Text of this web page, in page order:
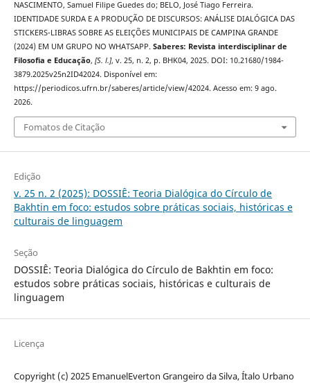
NASCIMENTO, Samuel Filipe Guedes do; BELO, José Tiago Ferreira.
IDENTIDADE SURDA E A PRODUÇÃO DE DISCURSOS: ANÁLISE DIALÓGICA DAS
STICKERS-LIBRAS SOBRE AS ELEIÇÕES MUNICIPAIS DE CAMPINA GRANDE
(2024) EM UM GRUPO NO WHATSAPP. Saberes: Revista interdisciplinar de
Filosofia e Educação, [S. l.], v. 25, n. 2, p. BHK04, 2025. DOI: 10.21680/1984-
3879.2025v25n2ID42024. Disponível em:
https://periodicos.ufrn.br/saberes/article/view/42024. Acesso em: 9 ago.
2026.
Fomatos de Citação
Edição
v. 25 n. 2 (2025): DOSSIÊ: Teoria Dialógica do Círculo de
Bakhtin em foco: estudos sobre práticas sociais, históricas e
culturais de linguagem
Seção
DOSSIÊ: Teoria Dialógica do Círculo de Bakhtin em foco:
estudos sobre práticas sociais, históricas e culturais de
linguagem
Licença
Copyright (c) 2025 EmanuelEverton Grangeiro da Silva, Ítalo Urbano